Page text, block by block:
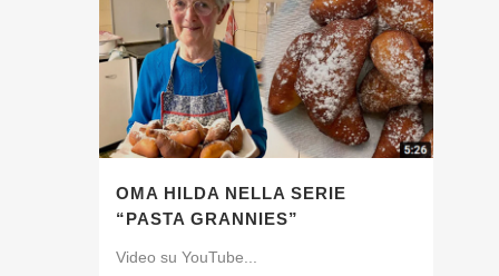
OMA HILDA NELLA SERIE
“PASTA GRANNIES”
Video su YouTube...